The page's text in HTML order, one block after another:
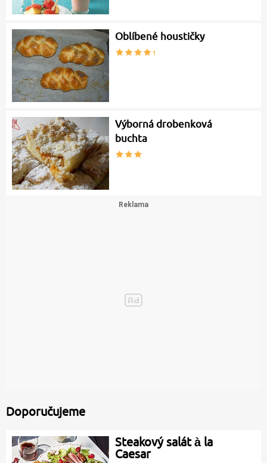
Oblíbené houstičky
Výborná drobenková
buchta
Doporučujeme
Steakový salát à la
Caesar